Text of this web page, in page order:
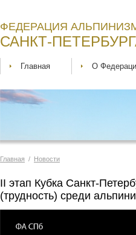
ФЕДЕРАЦИЯ
САНКТ-
Главная О
Главная / Новости
II этап Кубка Санкт-
(трудность) среди